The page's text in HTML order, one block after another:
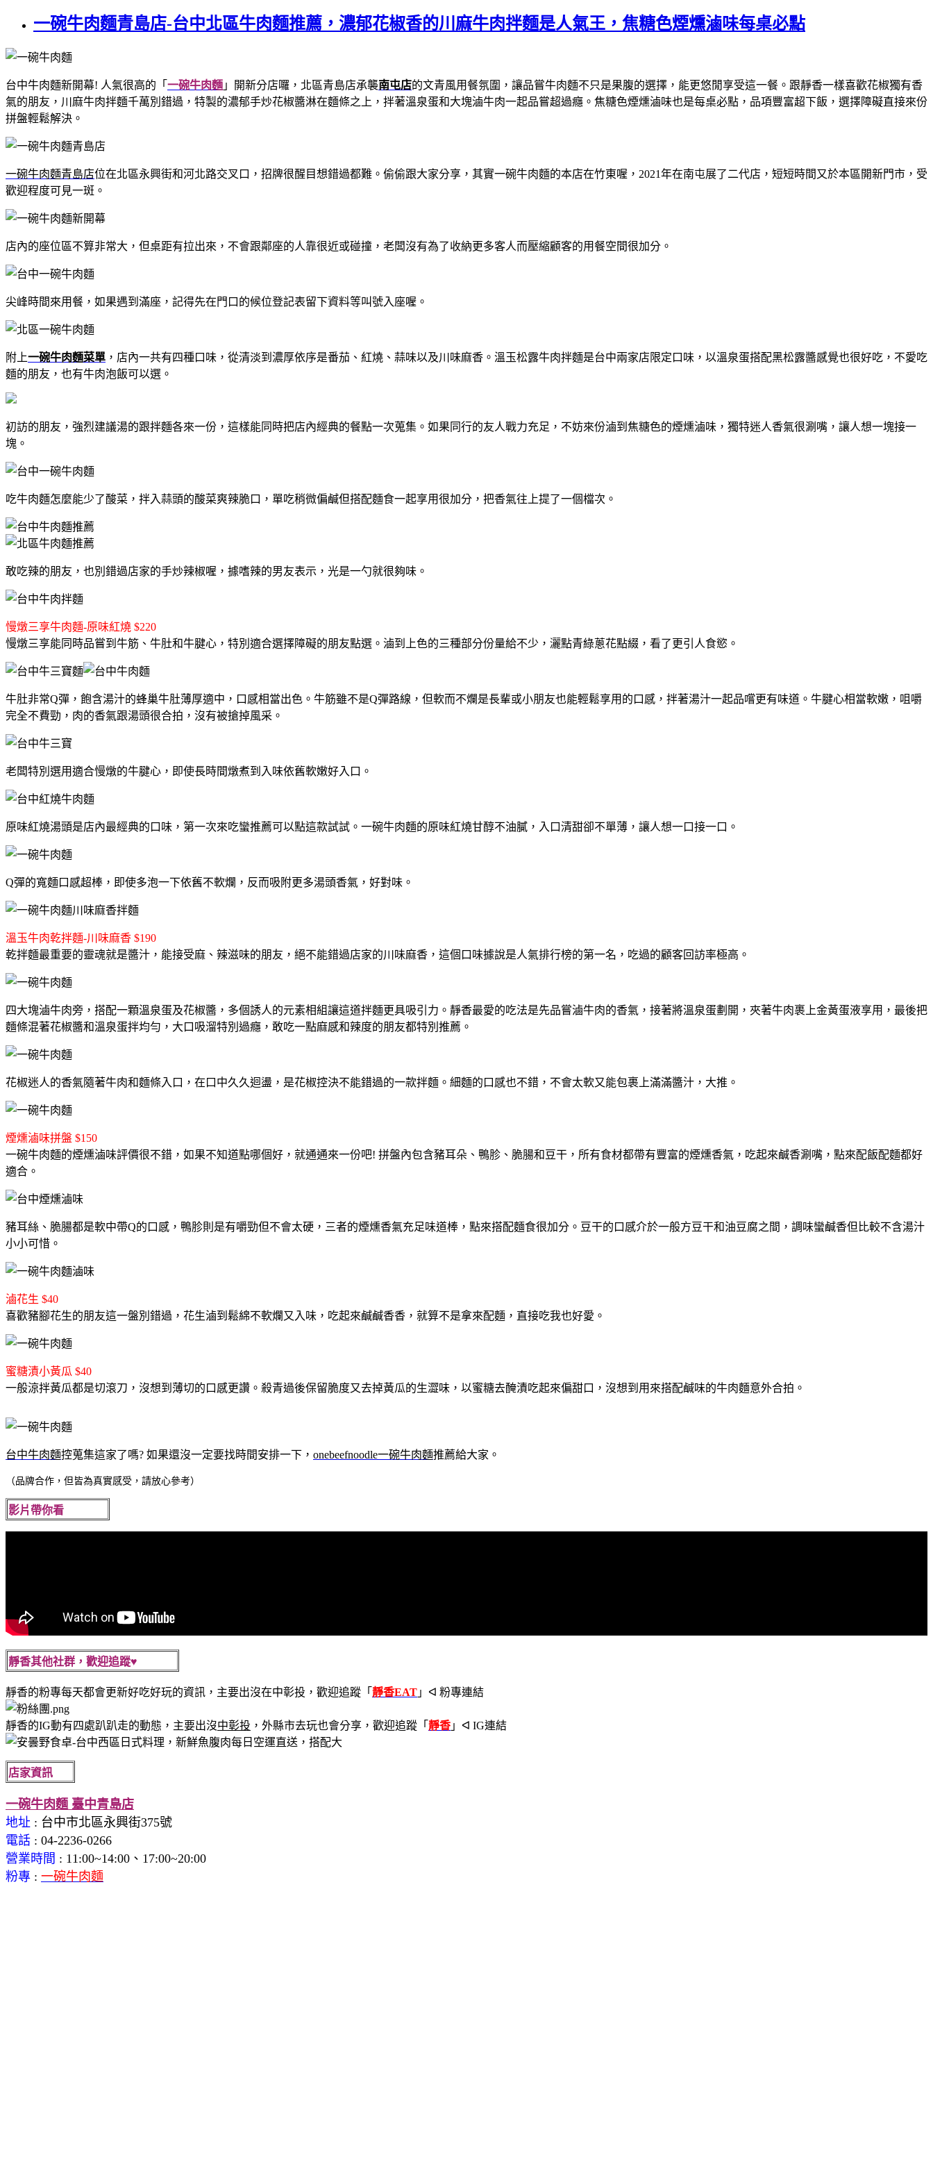
一碗牛肉麵青島店-台中北區牛肉麵推薦，濃郁花椒香的川麻牛肉拌麵是人氣王，焦糖色煙燻滷味每桌必點
台中牛肉麵新開幕! 人氣很高的「 一碗牛肉麵 」開新分店囉，北區青島店承襲南屯店的文青風用餐氛圍，讓品嘗牛肉麵不只是果腹的選擇，能更悠閒享受這一餐。跟靜香一樣喜歡花椒獨有香
氣的朋友，川麻牛肉拌麵千萬別錯過，特製的濃郁手炒花椒醬淋在麵條之上，拌著溫泉蛋和大塊滷牛肉一起品嘗超過癮。焦糖色煙燻滷味也是每桌必點，品項豐富超下飯，選擇障礙直接來份
拼盤輕鬆解決。
一碗牛肉麵青島店位在北區永興街和河北路交叉口，招牌很醒目想錯過都難。偷偷跟大家分享，其實一碗牛肉麵的本店在竹東喔，2021年在南屯展了二代店，短短時間又於本區開新門市，受
歡迎程度可見一斑。
店內的座位區不算非常大，但桌距有拉出來，不會跟鄰座的人靠很近或碰撞，老闆沒有為了收納更多客人而壓縮顧客的用餐空間很加分。
尖峰時間來用餐，如果遇到滿座，記得先在門口的候位登記表留下資料等叫號入座喔。
附上一碗牛肉麵菜單 ，店內一共有四種口味，從清淡到濃厚依序是番茄、紅燒、蒜味以及川味麻香。溫玉松露牛肉拌麵是台中兩家店限定口味，以溫泉蛋搭配黑松露醬感覺也很好吃，不愛吃
麵的朋友，也有牛肉泡飯可以選。
初訪的朋友，強烈建議湯的跟拌麵各來一份，這樣能同時把店內經典的餐點一次蒐集。如果同行的友人戰力充足，不妨來份滷到焦糖色的煙燻滷味，獨特迷人香氣很涮嘴，讓人想一塊接一
塊。
吃牛肉麵怎麼能少了酸菜，拌入蒜頭的酸菜爽辣脆口，單吃稍微偏鹹但搭配麵食一起享用很加分，把香氣往上提了一個檔次。
敢吃辣的朋友，也別錯過店家的手炒辣椒喔，據嗜辣的男友表示，光是一勺就很夠味。
慢燉三享牛肉麵-原味紅燒 $220
慢燉三享能同時品嘗到牛筋、牛肚和牛腱心，特別適合選擇障礙的朋友點選。滷到上色的三種部分份量給不少，灑點青綠蔥花點綴，看了更引人食慾。
牛肚非常Q彈，飽含湯汁的蜂巢牛肚薄厚適中，口感相當出色。 牛筋雖不是Q彈路線，但軟而不爛是長輩或小朋友也能輕鬆享用的口感，拌著湯汁一起品嚐更有味道。 牛腱心相當軟嫩，咀嚼
完全不費勁，肉的香氣跟湯頭很合拍，沒有被搶掉風采。
老闆特別選用適合慢燉的牛腱心，即使長時間燉煮到入味依舊軟嫩好入口。
原味紅燒湯頭是店內最經典的口味，第一次來吃蠻推薦可以點這款試試。一碗牛肉麵的原味紅燒甘醇不油膩，入口清甜卻不單薄，讓人想一口接一口。
Q彈的寬麵口感超棒，即使多泡一下依舊不軟爛，反而吸附更多湯頭香氣，好對味。
溫玉牛肉乾拌麵-川味麻香 $190
乾拌麵最重要的靈魂就是醬汁，能接受麻、辣滋味的朋友，絕不能錯過店家的川味麻香，這個口味據說是人氣排行榜的第一名，吃過的顧客回訪率極高。
四大塊滷牛肉旁，搭配一顆溫泉蛋及花椒醬，多個誘人的元素相組讓這道拌麵更具吸引力。靜香最愛的吃法是先品嘗滷牛肉的香氣，接著將溫泉蛋劃開，夾著牛肉裹上金黃蛋液享用，最後把
麵條混著花椒醬和溫泉蛋拌均勻，大口吸溜特別過癮，敢吃一點麻感和辣度的朋友都特別推薦。
花椒迷人的香氣隨著牛肉和麵條入口，在口中久久迴盪，是花椒控決不能錯過的一款拌麵。細麵的口感也不錯，不會太軟又能包裹上滿滿醬汁，大推。
煙燻滷味拼盤 $150
一碗牛肉麵的煙燻滷味評價很不錯，如果不知道點哪個好，就通通來一份吧! 拼盤內包含豬耳朵、鴨胗、脆腸和豆干，所有食材都帶有豐富的煙燻香氣，吃起來鹹香涮嘴，點來配飯配麵都好
適合。
豬耳絲、脆腸都是軟中帶Q的口感，鴨胗則是有嚼勁但不會太硬，三者的煙燻香氣充足味道棒，點來搭配麵食很加分。豆干的口感介於一般方豆干和油豆腐之間，調味蠻鹹香但比較不含湯汁
小小可惜。
滷花生 $40
喜歡豬腳花生的朋友這一盤別錯過，花生滷到鬆綿不軟爛又入味，吃起來鹹鹹香香，就算不是拿來配麵，直接吃我也好愛。
蜜糖漬小黃瓜 $40
一般涼拌黃瓜都是切滾刀，沒想到薄切的口感更讚。殺青過後保留脆度又去掉黃瓜的生澀味，以蜜糖去醃漬吃起來偏甜口，沒想到用來搭配鹹味的牛肉麵意外合拍。
台中牛肉麵控蒐集這家了嗎? 如果還沒一定要找時間安排一下， onebeefnoodle一碗牛肉麵推薦給大家。
（品牌合作，但皆為真實感受，請放心參考）
影片帶你看
靜香其他社群，歡迎追蹤♥
靜香的粉專每天都會更新好吃好玩的資訊，主要出沒在中彰投，歡迎追蹤 「 靜香EAT 」ᐊ 粉專連結
靜香的IG動有四處趴趴走的動態，主要出沒中彰投 ，外縣市去玩也會分享，歡迎追蹤 「 靜香 」ᐊ IG連結
店家資訊
一碗牛肉麵 臺中青島店
地址 : 台中市北區永興街375號
電話 : 04-2236-0266
營業時間 : 11:00~14:00、17:00~20:00
粉專 : 一碗牛肉麵